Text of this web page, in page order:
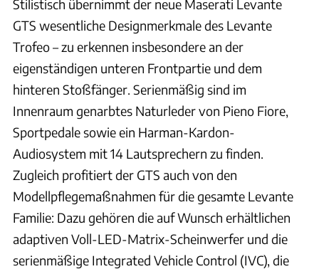
Stilistisch übernimmt der neue Maserati Levante
GTS wesentliche Designmerkmale des Levante
Trofeo – zu erkennen insbesondere an der
eigenständigen unteren Frontpartie und dem
hinteren Stoßfänger. Serienmäßig sind im
Innenraum genarbtes Naturleder von Pieno Fiore,
Sportpedale sowie ein Harman-Kardon-
Audiosystem mit 14 Lautsprechern zu finden.
Zugleich profitiert der GTS auch von den
Modellpflegemaßnahmen für die gesamte Levante
Familie: Dazu gehören die auf Wunsch erhältlichen
adaptiven Voll-LED-Matrix-Scheinwerfer und die
serienmäßige Integrated Vehicle Control (IVC), die